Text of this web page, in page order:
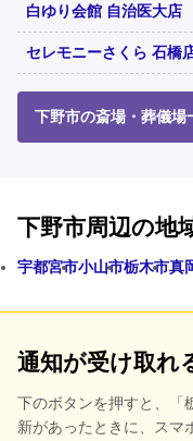
白ゆり会館 自治医大店
セレモニーさくら 石橋
下野市の斎場・葬儀場
下野市周辺の地
宇都宮市小山市栃木市真
通知が受け取れ
下のボタンを押すと、
新があったときに、スマ